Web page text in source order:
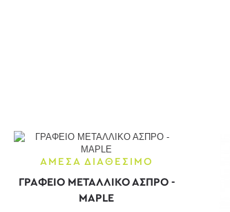
ΑΜΕΣΑ ΔΙΑΘΕΣΙΜΟ
ΓΡΑΦΕΙΟ ΜΕΤΑΛΛΙΚΟ ΑΣΠΡΟ -
MAPLE